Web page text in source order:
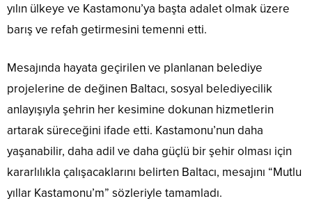
yılın ülkeye ve Kastamonu’ya başta adalet olmak üzere
barış ve refah getirmesini temenni etti.
Mesajında hayata geçirilen ve planlanan belediye
projelerine de değinen Baltacı, sosyal belediyecilik
anlayışıyla şehrin her kesimine dokunan hizmetlerin
artarak süreceğini ifade etti. Kastamonu’nun daha
yaşanabilir, daha adil ve daha güçlü bir şehir olması için
kararlılıkla çalışacaklarını belirten Baltacı, mesajını “Mutlu
yıllar Kastamonu’m” sözleriyle tamamladı.